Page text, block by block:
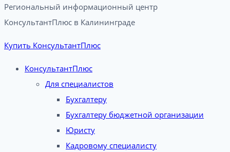
Региональный информационный центр
КонсультантПлюс в Калининграде​
Купить КонсультантПлюс
КонсультантПлюс
Для специалистов
Бухгалтеру
Бухгалтеру бюджетной организации
Юристу
Кадровому специалисту